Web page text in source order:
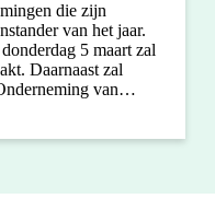
die zijn
van het jaar.
5 maart zal
Daarnaast zal
van…